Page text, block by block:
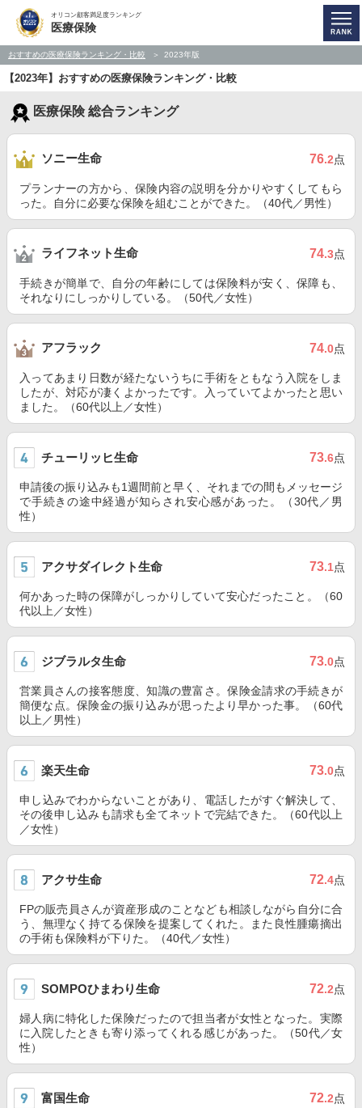
オリコン顧客満足度ランキング
医療保険
おすすめの医療保険ランキング・比較 2023年版
【2023年】おすすめの医療保険ランキング・比較
医療保険 総合ランキング
ソニー生命 76.2点
プランナーの方から、保険内容の説明を分かりやすくしてもら
った。自分に必要な保険を組むことができた。（40代／男性）
ライフネット生命 74.3点
手続きが簡単で、自分の年齢にしては保険料が安く、保障も、
それなりにしっかりしている。（50代／女性）
アフラック 74.0点
入ってあまり日数が経たないうちに手術をともなう入院をしま
したが、対応が凄くよかったです。入っていてよかったと思い
ました。（60代以上／女性）
チューリッヒ生命 73.6点
申請後の振り込みも1週間前と早く、それまでの間もメッセージ
で手続きの途中経過が知らされ安心感があった。（30代／男
性）
アクサダイレクト生命 73.1点
何かあった時の保障がしっかりしていて安心だったこと。（60
代以上／女性）
ジブラルタ生命 73.0点
営業員さんの接客態度、知識の豊富さ。保険金請求の手続きが
簡便な点。保険金の振り込みが思ったより早かった事。（60代
以上／男性）
楽天生命 73.0点
申し込みでわからないことがあり、電話したがすぐ解決して、
その後申し込みも請求も全てネットで完結できた。（60代以上
／女性）
アクサ生命 72.4点
FPの販売員さんが資産形成のことなども相談しながら自分に合
う、無理なく持てる保険を提案してくれた。また良性腫瘍摘出
の手術も保険料が下りた。（40代／女性）
SOMPOひまわり生命 72.2点
婦人病に特化した保険だったので担当者が女性となった。実際
に入院したときも寄り添ってくれる感じがあった。（50代／女
性）
富国生命 72.2点